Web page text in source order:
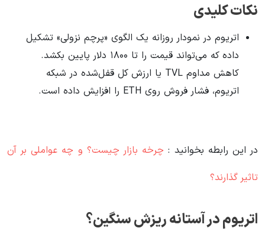
نکات کلیدی
اتریوم در نمودار روزانه یک الگوی «پرچم نزولی» تشکیل
داده که می‌تواند قیمت را تا ۱۸۰۰ دلار پایین بکشد.
کاهش مداوم TVL یا ارزش کل قفل‌شده در شبکه
اتریوم، فشار فروش روی ETH را افزایش داده است.
در این رابطه بخوانید‌ : چرخه بازار چیست؟ و چه عواملی بر آن
تاثیر گذارند؟
اتریوم در آستانه ریزش سنگین؟